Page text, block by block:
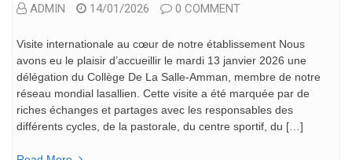
ADMIN 14/01/2026 0 COMMENT
Visite internationale au cœur de notre établissement Nous
avons eu le plaisir d’accueillir le mardi 13 janvier 2026 une
délégation du Collège De La Salle-Amman, membre de notre
réseau mondial lasallien. Cette visite a été marquée par de
riches échanges et partages avec les responsables des
différents cycles, de la pastorale, du centre sportif, du […]